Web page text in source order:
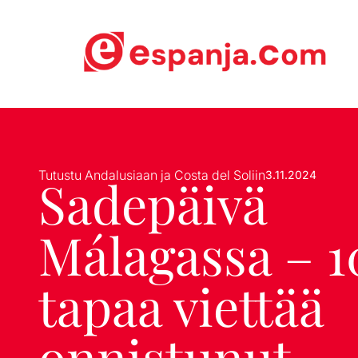
Tutustu Andalusiaan ja Costa del Soliin3.11.2024
Sadepäivä
Málagassa –
tapaa viettää